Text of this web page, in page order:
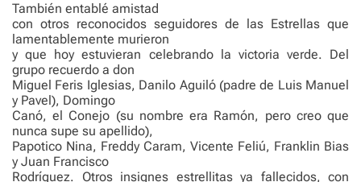
También entablé amistad
con otros reconocidos seguidores de las Estrellas que
lamentablemente murieron
y que hoy estuvieran celebrando la victoria verde. Del
grupo recuerdo a don
Miguel Feris Iglesias, Danilo Aguiló (padre de Luis Manuel
y Pavel), Domingo
Canó, el Conejo (su nombre era Ramón, pero creo que
nunca supe su apellido),
Papotico Nina, Freddy Caram, Vicente Feliú, Franklin Bias
y Juan Francisco
Rodríguez. Otros insignes estrellitas ya fallecidos, con